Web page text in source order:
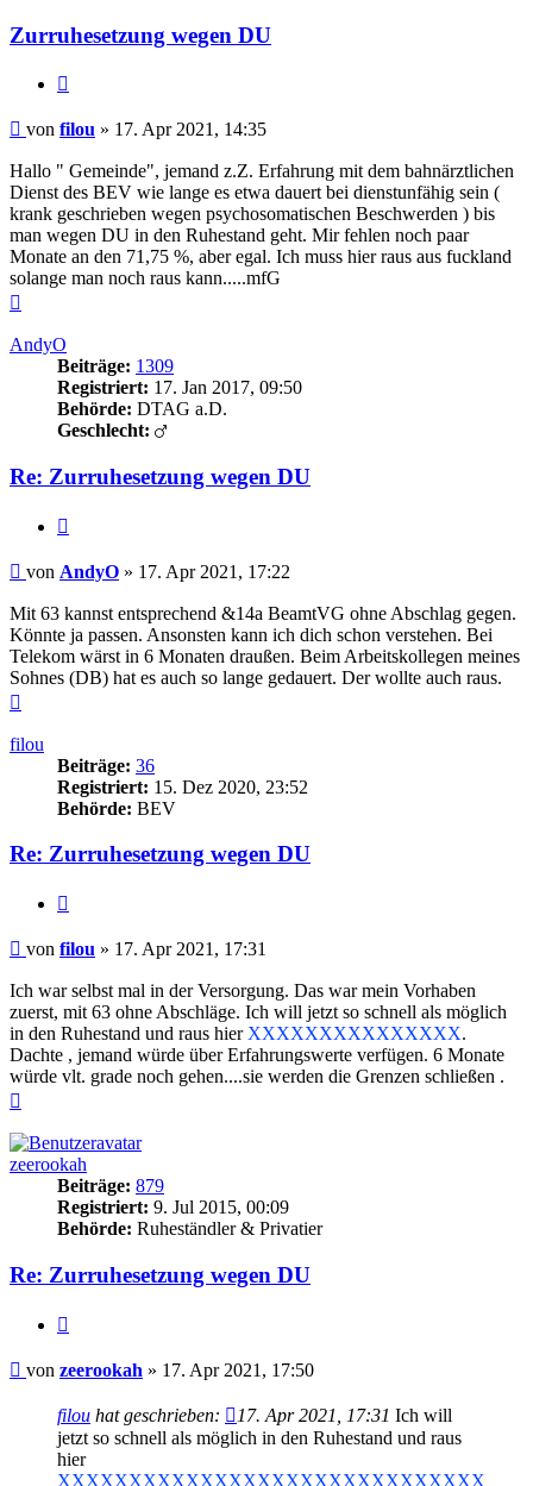
Zurruhesetzung wegen DU
Beitrag
von filou » 17. Apr 2021, 14:35
Hallo " Gemeinde", jemand z.Z. Erfahrung mit dem bahnärztlichen
Dienst des BEV wie lange es etwa dauert bei dienstunfähig sein (
krank geschrieben wegen psychosomatischen Beschwerden ) bis
man wegen DU in den Ruhestand geht. Mir fehlen noch paar
Monate an den 71,75 %, aber egal. Ich muss hier raus aus fuckland
solange man noch raus kann.....mfG
AndyO
Beiträge: 1309
Registriert: 17. Jan 2017, 09:50
Behörde: DTAG a.D.
Geschlecht:
Re: Zurruhesetzung wegen DU
Beitrag
von AndyO » 17. Apr 2021, 17:22
Mit 63 kannst entsprechend &14a BeamtVG ohne Abschlag gegen.
Könnte ja passen. Ansonsten kann ich dich schon verstehen. Bei
Telekom wärst in 6 Monaten draußen. Beim Arbeitskollegen meines
Sohnes (DB) hat es auch so lange gedauert. Der wollte auch raus.
filou
Beiträge: 36
Registriert: 15. Dez 2020, 23:52
Behörde: BEV
Re: Zurruhesetzung wegen DU
Beitrag
von filou » 17. Apr 2021, 17:31
Ich war selbst mal in der Versorgung. Das war mein Vorhaben
zuerst, mit 63 ohne Abschläge. Ich will jetzt so schnell als möglich
in den Ruhestand und raus hier XXXXXXXXXXXXXXX.
Dachte , jemand würde über Erfahrungswerte verfügen. 6 Monate
würde vlt. grade noch gehen....sie werden die Grenzen schließen .
zeerookah
Beiträge: 879
Registriert: 9. Jul 2015, 00:09
Behörde: Ruheständler & Privatier
Re: Zurruhesetzung wegen DU
Beitrag
von zeerookah » 17. Apr 2021, 17:50
filou hat geschrieben: 17. Apr 2021, 17:31 Ich will
jetzt so schnell als möglich in den Ruhestand und raus
hier
XXXXXXXXXXXXXXXXXXXXXXXXXXXXXX